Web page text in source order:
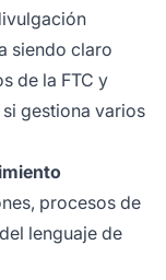
siendo claro
de la FTC y
gestiona varios
procesos de
lenguaje de